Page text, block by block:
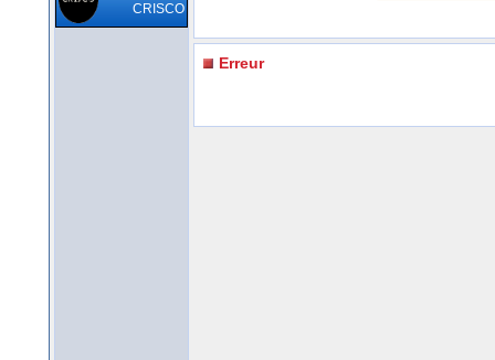
CRISCO
Erreur